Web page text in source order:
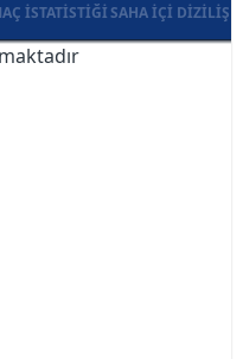
İSTATISTIĞISAHA İÇI DIZILIŞ